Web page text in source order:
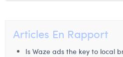
Articles En Rapport
Is Waze ads the key to local